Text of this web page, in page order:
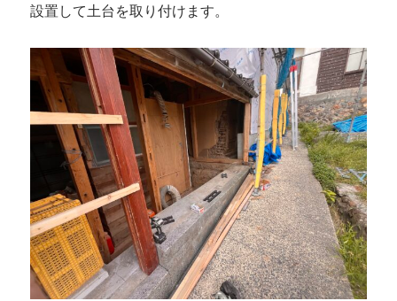
設置して土台を取り付けます。